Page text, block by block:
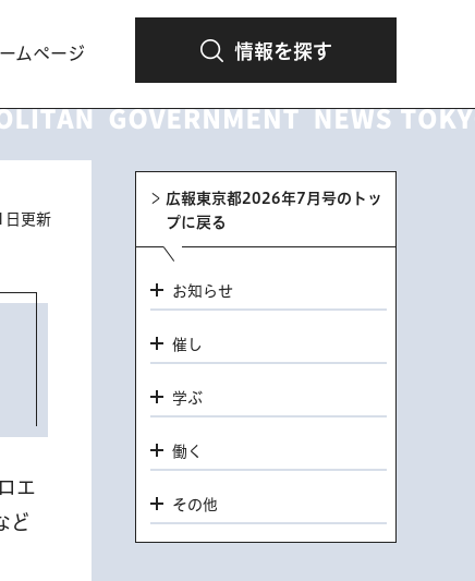
ムページ 情報を探す
更新
エ
ど
広報東京都2026年7月号のトッ
プに戻る
お知らせ
催し
学ぶ
働く
その他